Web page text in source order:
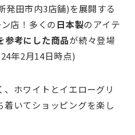
発田市内3店舗)を展開する
店！多くの日本製のアイテ
参考にした商品が続々登場
年2月14日時点)
、ホワイトとイエローグリ
いてショッピングを楽し